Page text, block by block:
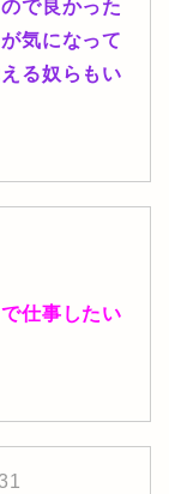
で良かった
気になって
る奴らもい
仕事したい